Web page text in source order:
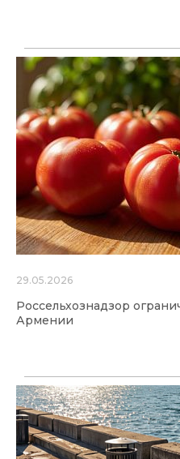
29.05.2026
Россельхознадзор
Армении